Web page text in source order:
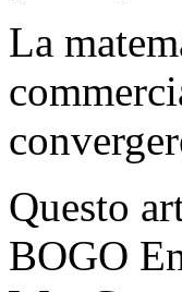
La
Questo
BOGO